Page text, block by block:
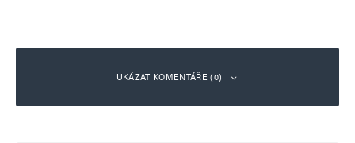
UKÁZAT KOMENTÁŘE (0)